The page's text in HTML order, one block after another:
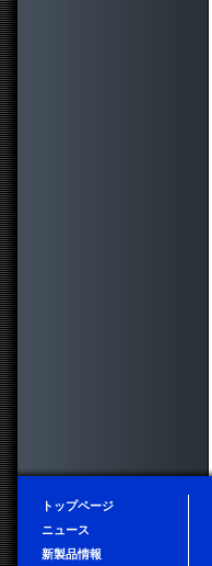
トップページ
ニュース
新製品情報